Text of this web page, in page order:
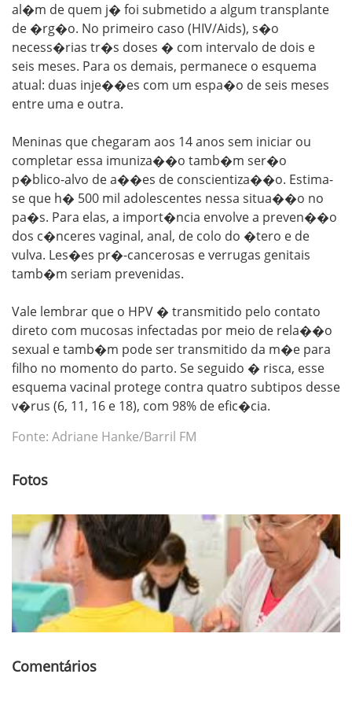
al�m de quem j� foi submetido a algum transplante
de �rg�o. No primeiro caso (HIV/Aids), s�o
necess�rias tr�s doses � com intervalo de dois e
seis meses. Para os demais, permanece o esquema
atual: duas inje��es com um espa�o de seis meses
entre uma e outra.
Meninas que chegaram aos 14 anos sem iniciar ou
completar essa imuniza��o tamb�m ser�o
p�blico-alvo de a��es de conscientiza��o. Estima-
se que h� 500 mil adolescentes nessa situa��o no
pa�s. Para elas, a import�ncia envolve a preven��o
dos c�nceres vaginal, anal, de colo do �tero e de
vulva. Les�es pr�-cancerosas e verrugas genitais
tamb�m seriam prevenidas.
Vale lembrar que o HPV � transmitido pelo contato
direto com mucosas infectadas por meio de rela��o
sexual e tamb�m pode ser transmitido da m�e para
filho no momento do parto. Se seguido � risca, esse
esquema vacinal protege contra quatro subtipos desse
v�rus (6, 11, 16 e 18), com 98% de efic�cia.
Fonte: Adriane Hanke/Barril FM
Fotos
Comentários